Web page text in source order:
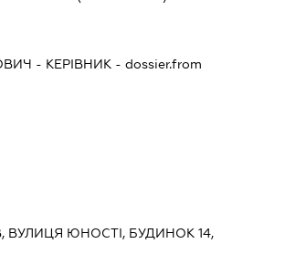
- КЕРІВНИК - dossier.from
ВУЛИЦЯ ЮНОСТІ, БУДИНОК 14,